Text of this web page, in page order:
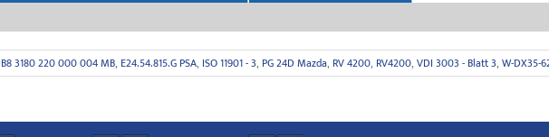
B8 3180 220 000 004 MB, E24.54.815.G PSA, ISO 11901 - 3, PG 24D Mazda, RV 4200, RV4200, VDI 3003 - Blatt 3, W-DX35-